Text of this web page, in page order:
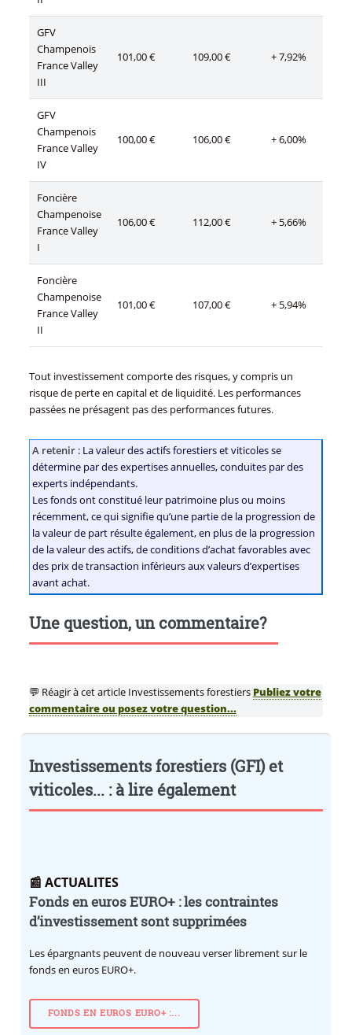
GFV
Champenois
France Valley
III
101,00 € 109,00 € + 7,92%
GFV
Champenois
France Valley
IV
100,00 € 106,00 € + 6,00%
Foncière
Champenoise
France Valley
I
106,00 € 112,00 € + 5,66%
Foncière
Champenoise
France Valley
II
101,00 € 107,00 € + 5,94%
Tout investissement comporte des risques, y compris un
risque de perte en capital et de liquidité. Les performances
passées ne présagent pas des performances futures.
A retenir: La valeur des actifs forestiers et viticoles se
détermine par des expertises annuelles, conduites par des
experts indépendants.
Les fonds ont constitué leur patrimoine plus ou moins
récemment, ce qui signifie qu’une partie de la progression de
la valeur de part résulte également, en plus de la progression
de la valeur des actifs, de conditions d’achat favorables avec
des prix de transaction inférieurs aux valeurs d’expertises
avant achat.
Une question, un commentaire?
💬 Réagir à cet article Investissements forestiers Publiez votre
commentaire ou posez votre question...
Investissements forestiers (GFI) et
viticoles... : à lire également
📰 ACTUALITES
Fonds en euros EURO+ : les contraintes
d’investissement sont supprimées
Les épargnants peuvent de nouveau verser librement sur le
fonds en euros EURO+.
FONDS EN EUROS EURO+ :...